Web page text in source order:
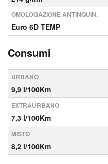
OMOLOGAZIONE ANTINQUIN.
Euro 6D TEMP
Consumi
URBANO
9,9 l/100Km
EXTRAURBANO
7,3 l/100Km
MISTO
8,2 l/100Km